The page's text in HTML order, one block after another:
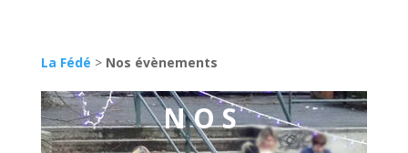
La Fédé > Nos évènements
NOS